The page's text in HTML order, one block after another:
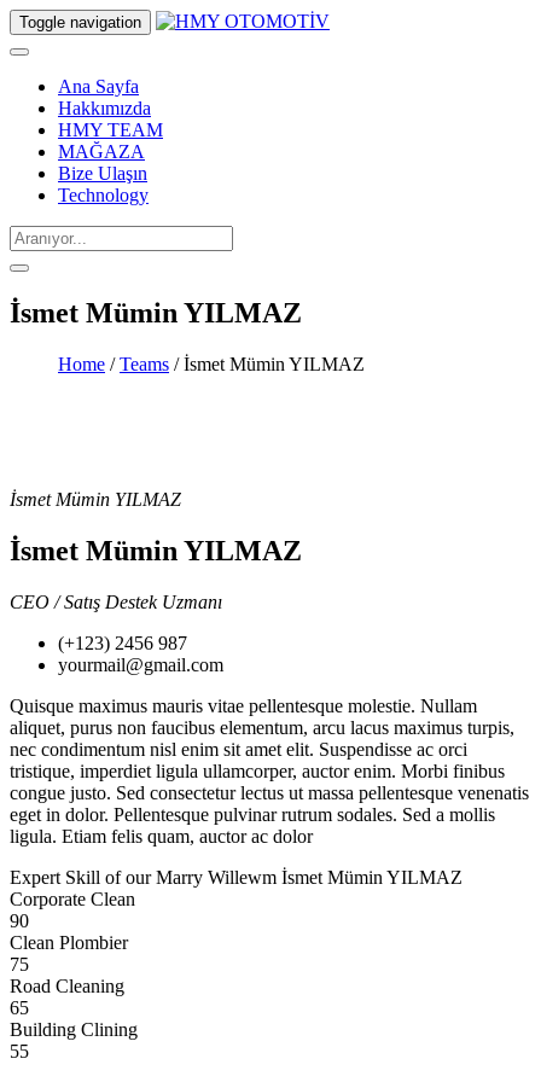
Toggle navigation
Ana Sayfa
Hakkımızda
HMY TEAM
MAĞAZA
Bize Ulaşın
Technology
İsmet Mümin YILMAZ
Home /Teams / İsmet Mümin YILMAZ
İsmet Mümin YILMAZ
İsmet Mümin YILMAZ
CEO / Satış Destek Uzmanı
(+123) 2456 987
yourmail@gmail.com
Quisque maximus mauris vitae pellentesque molestie. Nullam
aliquet, purus non faucibus elementum, arcu lacus maximus turpis,
nec condimentum nisl enim sit amet elit. Suspendisse ac orci
tristique, imperdiet ligula ullamcorper, auctor enim. Morbi finibus
congue justo. Sed consectetur lectus ut massa pellentesque venenatis
eget in dolor. Pellentesque pulvinar rutrum sodales. Sed a mollis
ligula. Etiam felis quam, auctor ac dolor
Expert Skill of our Marry Willewm İsmet Mümin YILMAZ
Corporate Clean
90
Clean Plombier
75
Road Cleaning
65
Building Clining
55